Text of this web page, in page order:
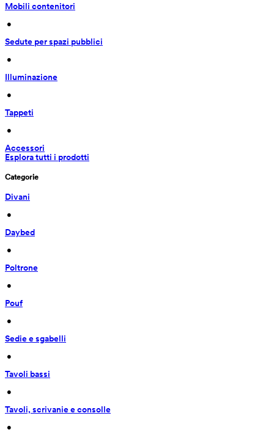
Mobili contenitori
•
Sedute per spazi pubblici
•
Illuminazione
•
Tappeti
•
Accessori
Esplora tutti i prodotti
Categorie
Divani
•
Daybed
•
Poltrone
•
Pouf
•
Sedie e sgabelli
•
Tavoli bassi
•
Tavoli, scrivanie e consolle
•